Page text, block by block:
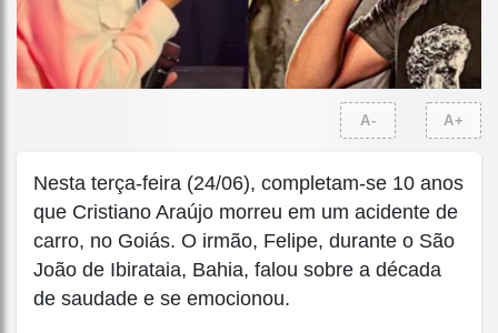
A- A+
Nesta terça-feira (24/06), completam-se 10 anos
que Cristiano Araújo morreu em um acidente de
carro, no Goiás. O irmão, Felipe, durante o São
João de Ibirataia, Bahia, falou sobre a década
de saudade e se emocionou.